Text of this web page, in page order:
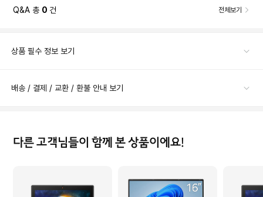
Q&A 총 0 건 전체보기
상품 필수 정보 보기
배송 / 결제 / 교환 / 환불 안내 보기
다른 고객님들이 함께 본 상품이에요!